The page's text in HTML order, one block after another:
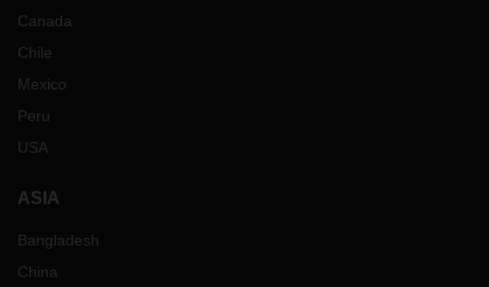
Canada
Chile
Mexico
Peru
USA
ASIA
Bangladesh
China